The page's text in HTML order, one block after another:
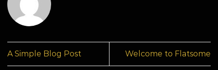
A Simple Blog Post Welcome to Flatsome